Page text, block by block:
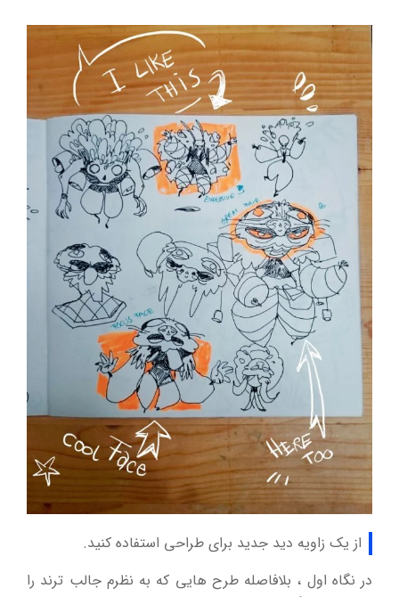
از یک زاویه دید جدید برای طراحی استفاده کنید.
در نگاه اول ، بلافاصله طرح هایی که به نظرم جالب ترند را